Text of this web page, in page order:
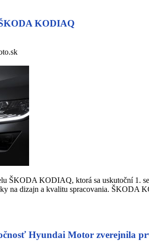
KODIAQ
ŠKODA KODIAQ, ktorá sa uskutoční 1.
na dizajn a kvalitu spracovania. ŠKODA
Hyundai Motor zverejnila